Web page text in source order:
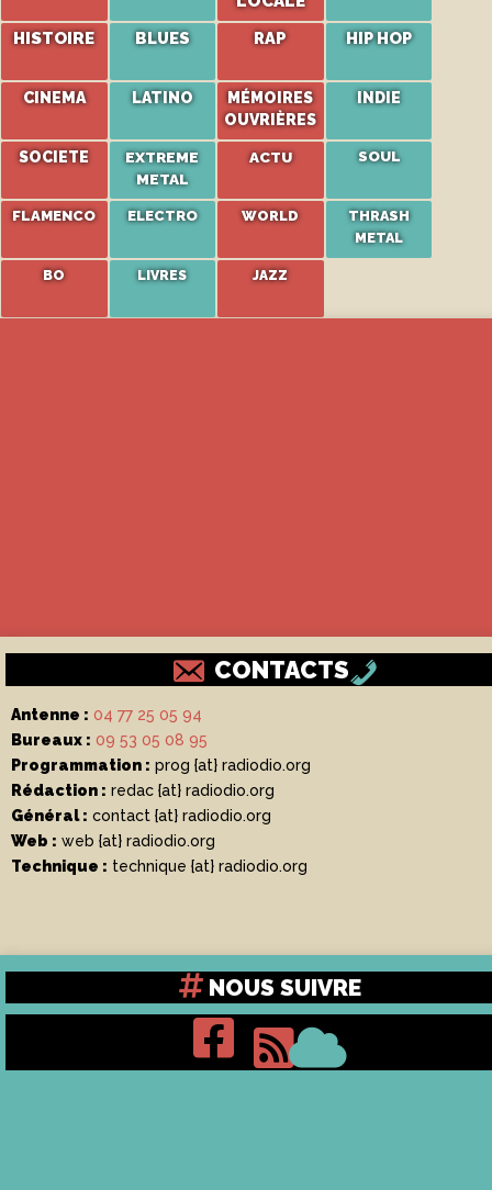
HISTOIRE BLUES RAP HIP HOP
CINEMA LATINO
MÉMOIRES
OUVRIÈRES
INDIE
SOCIETE
EXTREME
METAL
ACTU SOUL
FLAMENCO ELECTRO WORLD
THRASH
METAL
BO LIVRES JAZZ
CONTACTS
Antenne : 04 77 25 05 94
Bureaux : 09 53 05 08 95
Programmation : prog {at} radiodio.org
Rédaction : redac {at} radiodio.org
Général : contact {at} radiodio.org
Web : web {at} radiodio.org
Technique : technique {at} radiodio.org
NOUS SUIVRE